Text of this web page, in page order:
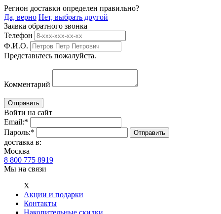
Регион доставки определен правильно?
Да, верно Нет, выбрать другой
Заявка обратного звонка
Телефон
Ф.И.О.
Представьтесь пожалуйста.
Комментарий
Войти на сайт
Email:*
Пароль:*
доставка в:
Москва
8 800 775 8919
Мы на связи
Х
Акции и подарки
Контакты
Накопительные скидки